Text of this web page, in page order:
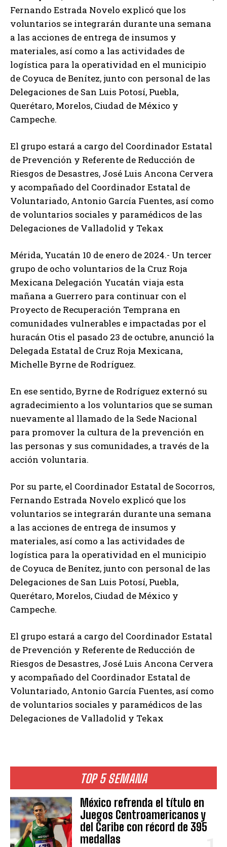
TOP 5 SEMANA
México refrenda el título en
Juegos Centroamericanos y
del Caribe con récord de 395
medallas
Fernando Estrada Novelo explicó que los
voluntarios se integrarán durante una semana
a las acciones de entrega de insumos y
materiales, así como a las actividades de
logística para la operatividad en el municipio
de Coyuca de Benítez, junto con personal de las
Delegaciones de San Luis Potosí, Puebla,
Querétaro, Morelos, Ciudad de México y
Campeche.
El grupo estará a cargo del Coordinador Estatal
de Prevención y Referente de Reducción de
Riesgos de Desastres, José Luis Ancona Cervera
y acompañado del Coordinador Estatal de
Voluntariado, Antonio García Fuentes, así como
de voluntarios sociales y paramédicos de las
Delegaciones de Valladolid y Tekax
Mérida, Yucatán 10 de enero de 2024.- Un tercer
grupo de ocho voluntarios de la Cruz Roja
Mexicana Delegación Yucatán viaja esta
mañana a Guerrero para continuar con el
Proyecto de Recuperación Temprana en
comunidades vulnerables e impactadas por el
huracán Otis el pasado 23 de octubre, anunció la
Delegada Estatal de Cruz Roja Mexicana,
Michelle Byrne de Rodríguez.
En ese sentido, Byrne de Rodríguez externó su
agradecimiento a los voluntarios que se suman
nuevamente al llamado de la Sede Nacional
para promover la cultura de la prevención en
las personas y sus comunidades, a través de la
acción voluntaria.
Por su parte, el Coordinador Estatal de Socorros,
Fernando Estrada Novelo explicó que los
voluntarios se integrarán durante una semana
a las acciones de entrega de insumos y
materiales, así como a las actividades de
logística para la operatividad en el municipio
de Coyuca de Benítez, junto con personal de las
Delegaciones de San Luis Potosí, Puebla,
Querétaro, Morelos, Ciudad de México y
Campeche.
El grupo estará a cargo del Coordinador Estatal
de Prevención y Referente de Reducción de
Riesgos de Desastres, José Luis Ancona Cervera
y acompañado del Coordinador Estatal de
Voluntariado, Antonio García Fuentes, así como
de voluntarios sociales y paramédicos de las
Delegaciones de Valladolid y Tekax